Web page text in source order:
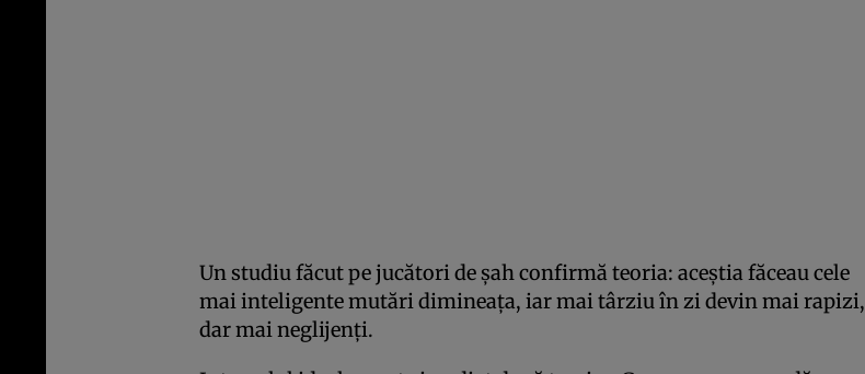
Un studiu făcut pe jucători de șah confirmă teoria: aceștia făceau cele
mai inteligente mutări dimineața, iar mai târziu în zi devin mai rapizi,
dar mai neglijenți.